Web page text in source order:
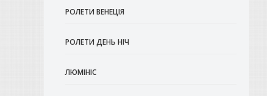
РОЛЕТИ ВЕНЕЦІЯ
РОЛЕТИ ДЕНЬ НІЧ
ЛЮМІНІС